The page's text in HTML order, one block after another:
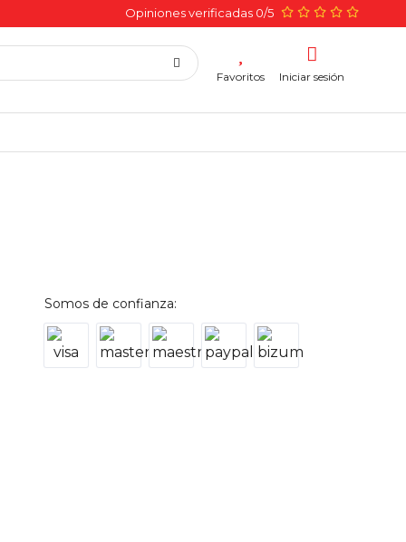
Opiniones verificadas 0/5
Favoritos Iniciar sesión
Somos de confianza: